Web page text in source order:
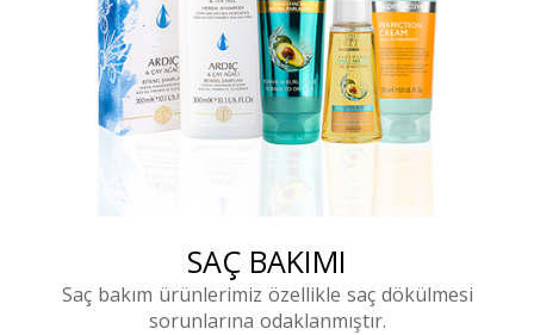
SAÇ BAKIMI
Saç bakım ürünlerimiz özellikle saç dökülmesi
sorunlarına odaklanmıştır.